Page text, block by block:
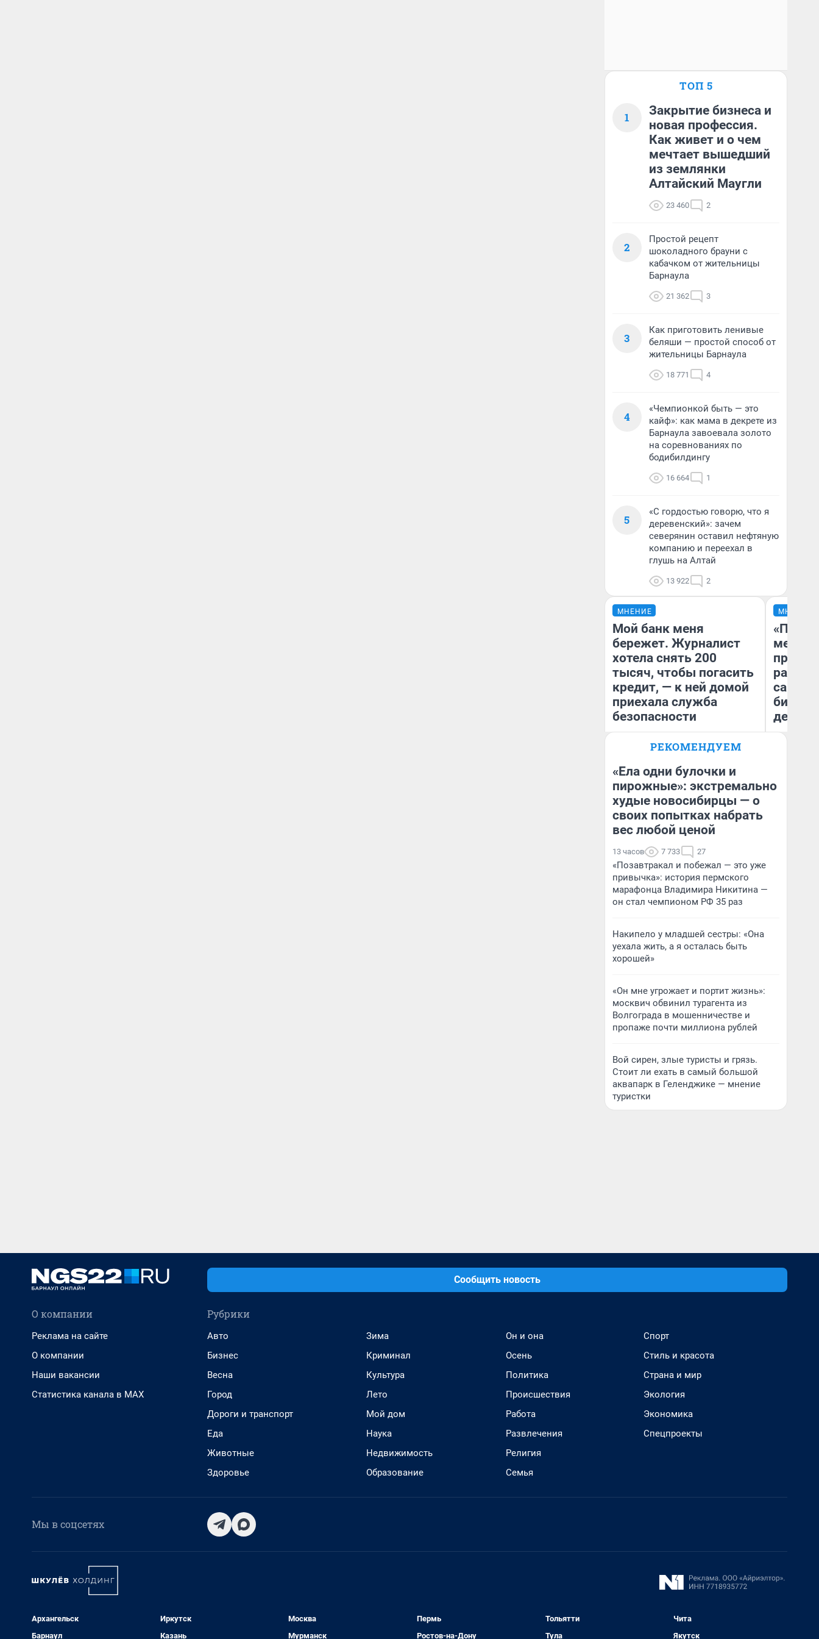
ТОП 5
1
Закрытие бизнеса и
новая профессия.
Как живет и о чем
мечтает вышедший
из землянки
Алтайский Маугли
23 460 2
2
Простой рецепт
шоколадного брауни с
кабачком от жительницы
Барнаула
21 362 3
3
Как приготовить ленивые
беляши — простой способ от
жительницы Барнаула
18 771 4
4
«Чемпионкой быть — это
кайф»: как мама в декрете из
Барнаула завоевала золото
на соревнованиях по
бодибилдингу
16 664 1
5
«С гордостью говорю, что я
деревенский»: зачем
северянин оставил нефтяную
компанию и переехал в
глушь на Алтай
13 922 2
МНЕНИЕ
Мой банк меня
бережет. Журналист
хотела снять 200
тысяч, чтобы погасить
кредит, — к ней домой
приехала служба
безопасности
Ксения Владимирская
МНЕНИЕ
самом
РЕКОМЕНДУЕМ
«Ела одни булочки и
пирожные»: экстремально
худые новосибирцы — о
своих попытках набрать
вес любой ценой
13 часов 7 733 27
«Позавтракал и побежал — это уже
привычка»: история пермского
марафонца Владимира Никитина —
он стал чемпионом РФ 35 раз
Накипело у младшей сестры: «Она
уехала жить, а я осталась быть
хорошей»
«Он мне угрожает и портит жизнь»:
москвич обвинил турагента из
Волгограда в мошенничестве и
пропаже почти миллиона рублей
Вой сирен, злые туристы и грязь.
Стоит ли ехать в самый большой
аквапарк в Геленджике — мнение
туристки
Сообщить новость
О компании
Реклама на сайте
О компании
Наши вакансии
Статистика канала в MAX
Рубрики
Авто
Бизнес
Весна
Город
Дороги и транспорт
Еда
Животные
Здоровье
Зима
Криминал
Культура
Лето
Мой дом
Наука
Недвижимость
Образование
Он и она
Осень
Политика
Происшествия
Работа
Развлечения
Религия
Семья
Спорт
Стиль и красота
Страна и мир
Экология
Экономика
Спецпроекты
Мы в соцсетях
Архангельск
Барнаул
Иркутск
Казань
Москва
Мурманск
Пермь
Ростов-на-Дону
Тольятти
Тула
Чита
Якутск